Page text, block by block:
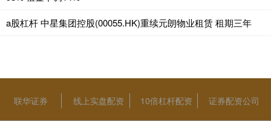
a股杠杆 中星集团控股(00055.HK)重续元朗物业租赁 租期三年
联华证券 线上实盘配资 10倍杠杆配资 证券配资公司